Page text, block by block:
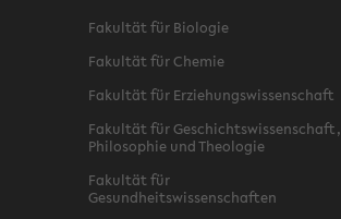
Fakultät für Biologie
Fakultät für Chemie
Fakultät für Erziehungswissenschaft
Fakultät für Geschichtswissenschaft,
Philosophie und Theologie
Fakultät für
Gesundheitswissenschaften